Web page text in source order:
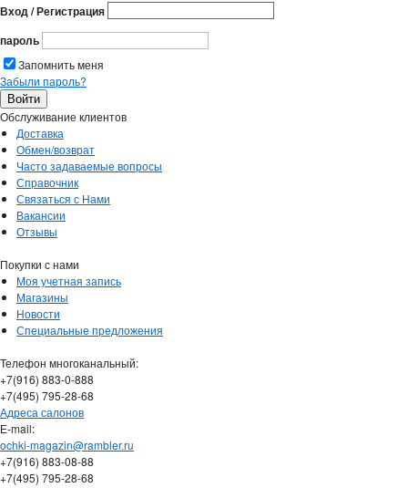
Вход / Регистрация
пароль
Запомнить меня
Забыли пароль?
Обслуживание клиентов
Доставка
Обмен/возврат
Часто задаваемые вопросы
Справочник
Связаться с Нами
Вакансии
Отзывы
Покупки с нами
Моя учетная запись
Магазины
Новости
Специальные предложения
Телефон многоканальный:
+7(916) 883-0-888
+7(495) 795-28-68
Адреса салонов
Е-mail:
ochki-magazin@rambler.ru
+7(916) 883-08-88
+7(495) 795-28-68